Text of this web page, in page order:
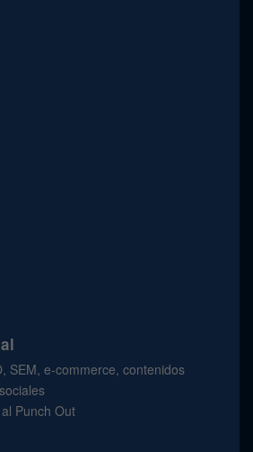
SEM, e-commerce, contenidos
Punch Out